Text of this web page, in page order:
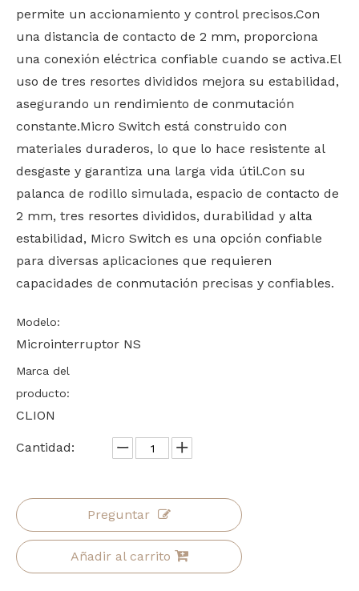
permite un accionamiento y control precisos.Con
una distancia de contacto de 2 mm, proporciona
una conexión eléctrica confiable cuando se activa.El
uso de tres resortes divididos mejora su estabilidad,
asegurando un rendimiento de conmutación
constante.Micro Switch está construido con
materiales duraderos, lo que lo hace resistente al
desgaste y garantiza una larga vida útil.Con su
palanca de rodillo simulada, espacio de contacto de
2 mm, tres resortes divididos, durabilidad y alta
estabilidad, Micro Switch es una opción confiable
para diversas aplicaciones que requieren
capacidades de conmutación precisas y confiables.
Modelo:
Microinterruptor NS
Marca del
producto:
CLION
Cantidad:
Preguntar
Añadir al carrito